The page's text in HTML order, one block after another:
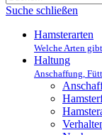
Suche schließen
Hamsterarten
Welche Arten
Haltung
Anschaffung,